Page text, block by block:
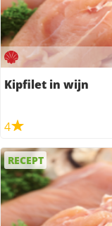
Kipfilet in wijn
4
RECEPT